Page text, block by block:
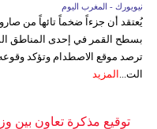
نيويورك - المغرب اليوم
بسطح القمر في إحدى المناطق
ترصد موقع الاصطدام وتؤكد
الت...
المزيد
توقيع مذكرة تعاون بين